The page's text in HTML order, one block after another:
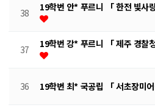
38 19학번 안* 푸르니 「 한전 빛사
37 19학번 강* 푸르니 「 제주 경찰
36 19학번 최* 국공립 「 서초장미